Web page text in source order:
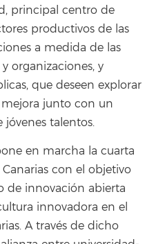
principal centro de
productivos de las
a medida de las
organizaciones, y
que deseen explorar
junto con un
talentos.
en marcha la cuarta
con el objetivo
de innovación abierta
innovadora en el
A través de dicho